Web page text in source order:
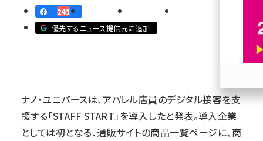
243
優先するニュース提供元に追加
ナノ・ユニバースは、アパレル店員のデジタル接客を支
援する「STAFF START」を導入したと発表。導入企業
としては初となる、通販サイトの商品一覧ページに、商
参